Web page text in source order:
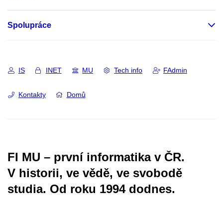
Spolupráce
IS INET MU Tech info FAdmin
Kontakty Domů
FI MU – první informatika v ČR.
V historii, ve vědě, ve svobodě
studia. Od roku 1994 dodnes.